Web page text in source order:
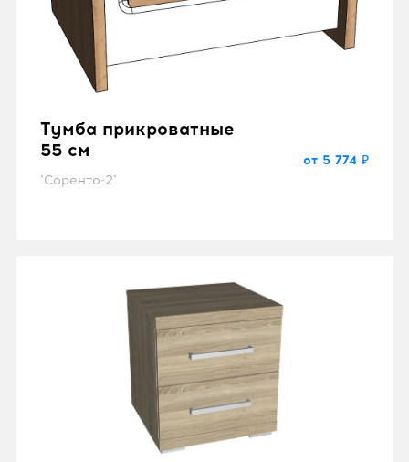
Тумба прикроватные
55 см
"Соренто-2"
от 5 774 ₽